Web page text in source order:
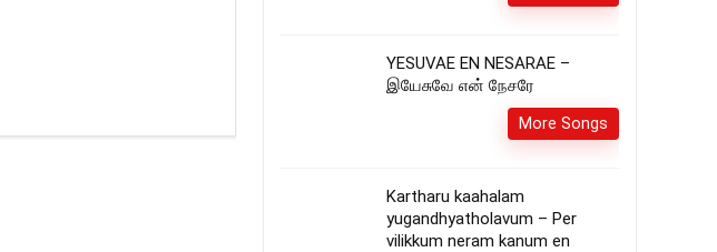
YESUVAE EN NESARAE –
இயேசுவே என் நேசரே
More Songs
Kartharu kaahalam
yugandhyatholavum – Per
vilikkum neram kanum en